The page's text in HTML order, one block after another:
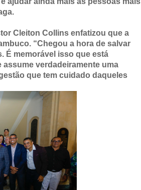
Cleiton Collins enfatizou que a
“Chegou a hora de salvar
É memorável isso que está
verdadeiramente uma
que tem cuidado daqueles